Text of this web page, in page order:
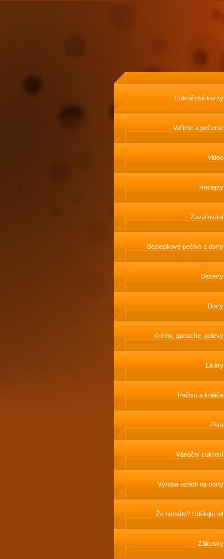
Cukrářské kurzy
Vaříme a pečeme
Video
Recepty
Zavařování
Bezlepkové pečivo a dorty
Dezerty
Dorty
Krémy, ganache, polevy
Likéry
Pečivo a koláče
Pivo
Vánoční cukroví
Výroba ozdob na dorty
Že nemáte? Udělejte si!
Zákusky